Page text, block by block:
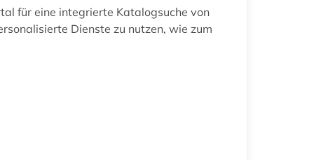
für eine integrierte Katalogsuche von
Dienste zu nutzen, wie zum